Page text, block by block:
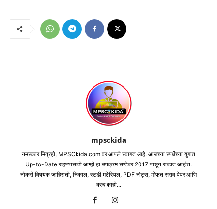
mpsckida
नमस्कार मित्रहो, MPSCkida.com वर आपले स्वागत आहे. आजच्या स्पर्धेच्या युगात
Up-to-Date राहण्यासाठी आम्ही हा उपक्रम सप्टेंबर 2017 पासून राबवत आहोत.
नोकरी विषयक जाहिराती, निकाल, स्टडी मटेरियल, PDF नोट्स, मोफत सराव पेपर आणि
बरच काही...